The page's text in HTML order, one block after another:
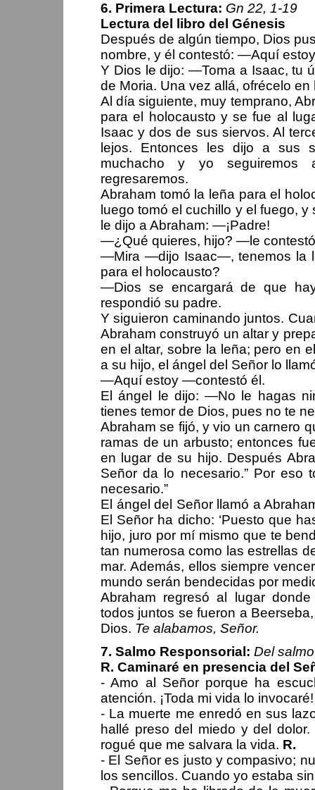
6. Primera Lectura: Gn 22, 1-19
Lectura del libro del Génesis
Después de algún tiempo, Dios
nombre, y él contestó: —Aquí
Y Dios le dijo: —Toma a Isaac, tu
de Moria. Una vez allá, ofrécelo
Al día siguiente, muy temprano,
para el holocausto y se fue al
Isaac y dos de sus siervos. Al
lejos. Entonces les dijo a sus
muchacho y yo seguiremos
regresaremos.
Abraham tomó la leña para el
luego tomó el cuchillo y el fuego,
le dijo a Abraham: —¡Padre!
—¿Qué quieres, hijo? —le
—Mira —dijo Isaac—, tenemos la
para el holocausto?
—Dios se encargará de que
respondió su padre.
Y siguieron caminando juntos.
Abraham construyó un altar y
en el altar, sobre la leña; pero en
a su hijo, el ángel del Señor lo
—Aquí estoy —contestó él.
El ángel le dijo: —No le hagas
tienes temor de Dios, pues no te
Abraham se fijó, y vio un carnero
ramas de un arbusto; entonces
en lugar de su hijo. Después
Señor da lo necesario.” Por eso
necesario.”
El ángel del Señor llamó a
El Señor ha dicho: ‘Puesto que
hijo, juro por mí mismo que te
tan numerosa como las estrellas
mar. Además, ellos siempre
mundo serán bendecidas por
Abraham regresó al lugar
todos juntos se fueron a
Dios. Te alabamos, Señor.
7. Salmo Responsorial: Del
R. Caminaré en presencia del
- Amo al Señor porque ha
atención. ¡Toda mi vida lo
- La muerte me enredó en sus
hallé preso del miedo y del
rogué que me salvara la vida. R.
- El Señor es justo y compasivo;
los sencillos. Cuando yo estaba